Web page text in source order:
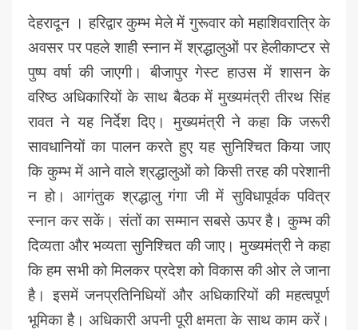
देहरादून । हरिद्वार कुम्भ मेले में गुरूवार को महाशिवरात्रि के
अवसर पर पहले शाही स्नान में श्रद्धालुओं पर हेलीकाप्टर से
पुष्प वर्षा की जाएगी। बीजापुर गेस्ट हाउस में शासन के
वरिष्ठ अधिकारियों के साथ बैठक में मुख्यमंत्री तीरथ सिंह
रावत ने यह निर्देश दिए। मुख्यमंत्री ने कहा कि जरूरी
सावधानियों का पालन करते हुए यह सुनिश्चित किया जाए
कि कुम्भ में आने वाले श्रद्धालुओं को किसी तरह की परेशानी
न हो। आगंतुक श्रद्धालु गंगा जी में सुविधापूर्वक पवित्र
स्नान कर सकें। संतों का सम्मान सबसे ऊपर है। कुम्भ की
दिव्यता और भव्यता सुनिश्चित की जाए। मुख्यमंत्री ने कहा
कि हम सभी को मिलकर प्रदेश को विकास की ओर ले जाना
है। इसमें जनप्रतिनिधियों और अधिकारियों की महत्वपूर्ण
भूमिका है। अधिकारी अपनी पूरी क्षमता के साथ काम करें।